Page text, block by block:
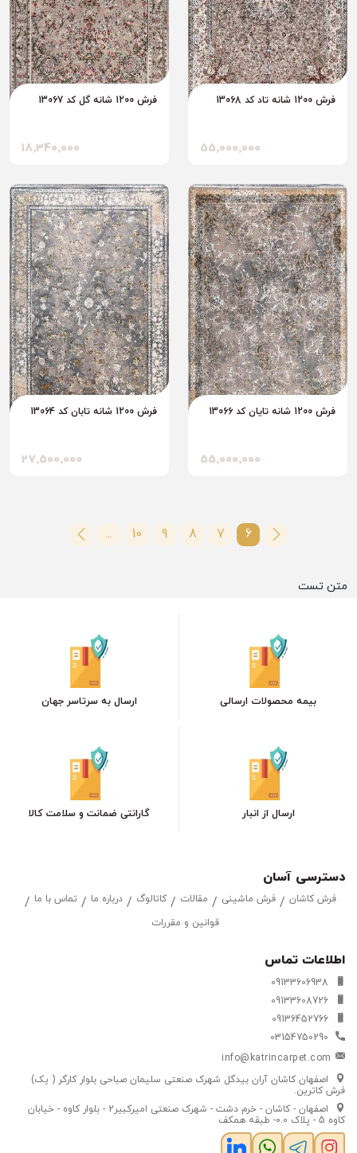
فرش 1200 شانه تاد کد 13068
55٬000٬000
فرش 1200 شانه گل کد 13067
18٬340٬000
فرش 1200 شانه تایان کد 13066
55٬000٬000
فرش 1200 شانه تابان کد 13064
27٬500٬000
6
7
8
9
10
...
متن تست
بیمه محصولات ارسالی ارسال به سرتاسر جهان
ارسال از انبار گارانتی ضمانت و سلامت کالا
دسترسی آسان
فرش کاشان فرش ماشینی مقالات کاتالوگ درباره ما
تماس با ما
قوانین و مقررات
اطلاعات تماس
09133606938
09133608726
09136452766
03154750290
info@katrincarpet.com
اصفهان کاشان آران بیدگل شهرک صنعتی سلیمان صباحی بلوار کارگر ( یک)
فرش کاترین.
اصفهان - کاشان - خرم دشت - شهرک صنعتی امیرکبیر2 - بلوار کاوه - خیابان
کاوه 5 - پلاک 0.0- طبقه همکف